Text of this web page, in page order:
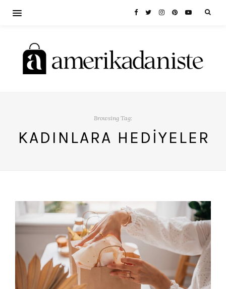
Browsing Tag:
KADINLARA HEDIYELER